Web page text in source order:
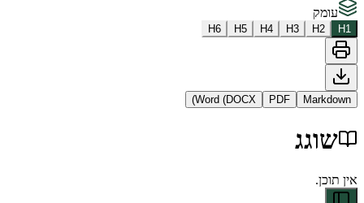
H3
H4
H5
H6
PDF
Word (DOCX)